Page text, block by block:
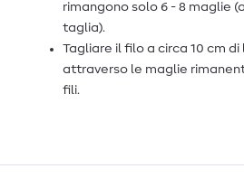
rimangono solo 6 - 8 maglie
taglia).
Tagliare il filo a circa 10 cm
attraverso le maglie
fili.